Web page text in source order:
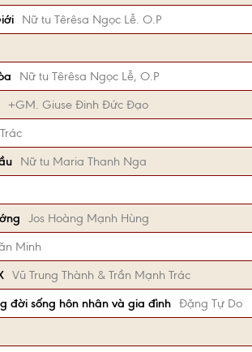
Nữ tu Têrêsa Ngọc Lễ. O.P
Nữ tu Têrêsa Ngọc Lễ, O.P
+GM. Giuse Đinh Đức Đạo
Nữ tu Maria Thanh Nga
Jos Hoàng Mạnh Hùng
Minh
Vũ Trung Thành & Trần Mạnh Trác
đời sống hôn nhân và gia đình Đặng Tự Do